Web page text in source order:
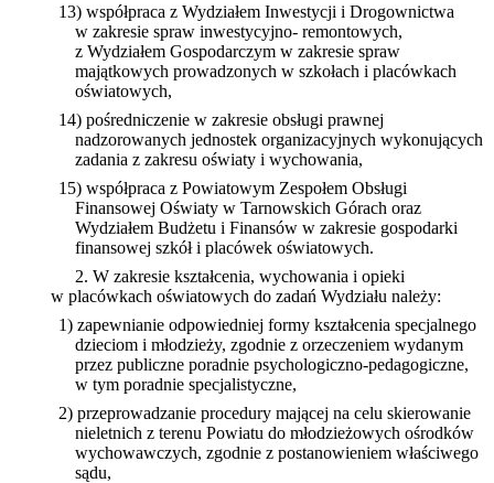
13) współpraca z Wydziałem Inwestycji i Drogownictwa
w zakresie spraw inwestycyjno- remontowych,
z Wydziałem Gospodarczym w zakresie spraw
majątkowych prowadzonych w szkołach i placówkach
oświatowych,
14) pośredniczenie w zakresie obsługi prawnej
nadzorowanych jednostek organizacyjnych wykonujących
zadania z zakresu oświaty i wychowania,
15) współpraca z Powiatowym Zespołem Obsługi
Finansowej Oświaty w Tarnowskich Górach oraz
Wydziałem Budżetu i Finansów w zakresie gospodarki
finansowej szkół i placówek oświatowych.
2. W zakresie kształcenia, wychowania i opieki
w placówkach oświatowych do zadań Wydziału należy:
1) zapewnianie odpowiedniej formy kształcenia specjalnego
dzieciom i młodzieży, zgodnie z orzeczeniem wydanym
przez publiczne poradnie psychologiczno-pedagogiczne,
w tym poradnie specjalistyczne,
2) przeprowadzanie procedury mającej na celu skierowanie
nieletnich z terenu Powiatu do młodzieżowych ośrodków
wychowawczych, zgodnie z postanowieniem właściwego
sądu,